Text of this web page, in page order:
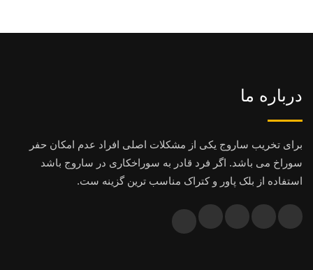
درباره ما
برای تخریب ساروج یکی از مشکلات اصلی افراد عدم امکان حفر
سوراخ می باشد. اگر فرد قادر به سوراخکاری در ساروج باشد
استفاده از بلک پاور و کتراک مناسب ترین گزینه ست.